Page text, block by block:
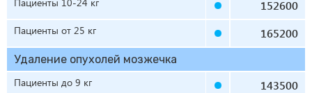
152600
Пациенты от 25 кг 165200
Удаление опухолей мозжечка
Пациенты до 9 кг
143500